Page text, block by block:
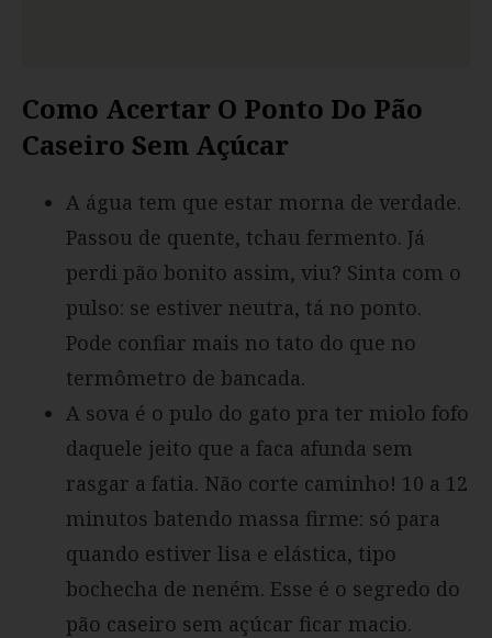
Como Acertar O Ponto Do Pão
Caseiro Sem Açúcar
A água tem que estar morna de verdade.
Passou de quente, tchau fermento. Já
perdi pão bonito assim, viu? Sinta com o
pulso: se estiver neutra, tá no ponto.
Pode confiar mais no tato do que no
termômetro de bancada.
A sova é o pulo do gato pra ter miolo fofo
daquele jeito que a faca afunda sem
rasgar a fatia. Não corte caminho! 10 a 12
minutos batendo massa firme: só para
quando estiver lisa e elástica, tipo
bochecha de neném. Esse é o segredo do
pão caseiro sem açúcar ficar macio.